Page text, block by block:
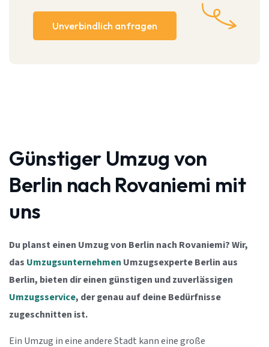
Unverbindlich anfragen
Günstiger Umzug von
Berlin nach Rovaniemi mit
uns
Du planst einen Umzug von Berlin nach Rovaniemi? Wir,
das Umzugsunternehmen Umzugsexperte Berlin aus
Berlin, bieten dir einen günstigen und zuverlässigen
Umzugsservice, der genau auf deine Bedürfnisse
zugeschnitten ist.
Ein Umzug in eine andere Stadt kann eine große